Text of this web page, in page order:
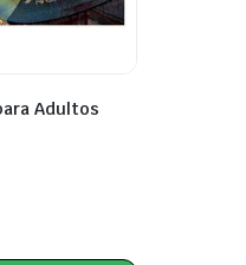
Adultos